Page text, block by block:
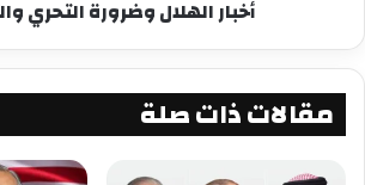
ذلك المسلسلات الرمضانية المضحكة
الإفطار الذي ينبغي أن يهتم فيه
من مشاهدة ما لا يفيده لا في
​والنصيحة الثالثة موجهة إلى من ابتلي
أنه يزعم بعض المدخنين أنهم لا
ساعتين أو ثلاثة دون تدخين، إلا أن
أخبار الهلال وضرورة التحري
مقالات ذات صلة